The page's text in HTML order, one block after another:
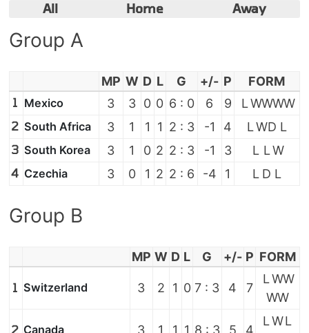
All Home Away
Group A
MP W D L G +/- P FORM
1 Mexico 3 3 0 0 6 : 0 6 9 LWWWW
2 South Africa 3 1 1 1 2 : 3 -1 4 LWD L
3 South Korea 3 1 0 2 2 : 3 -1 3 L LW
4 Czechia 3 0 1 2 2 : 6 -4 1 L D L
Group B
MP W D L G +/- P FORM
1 Switzerland 3 2 1 0 7 : 3 4 7
LWW
WW
2 Canada
LWL